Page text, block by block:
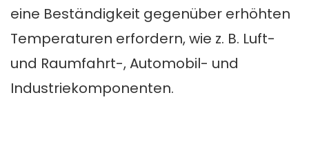
eine Beständigkeit gegenüber erhöhten
Temperaturen erfordern, wie z. B. Luft-
und Raumfahrt-, Automobil- und
Industriekomponenten.